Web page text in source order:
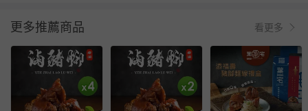
更多推薦商品 看更多